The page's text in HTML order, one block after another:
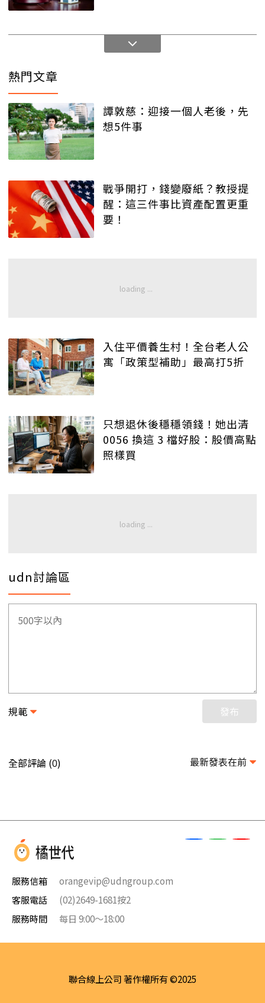
熱門文章
譚敦慈：迎接一個人老後，先
想5件事
戰爭開打，錢變廢紙？教授提
醒：這三件事比資產配置更重
要！
入住平價養生村！全台老人公
寓「政策型補助」最高打5折
只想退休後穩穩領錢！她出清
0056 換這 3 檔好股：股價高點
照樣買
udn討論區
規範 發布
全部評論 (0) 最新發表在前
服務信箱
orangevip@udngroup.com
客服電話
(02)2649-1681按2
服務時間
每日 9:00～18:00
聯合線上公司 著作權所有 ©2025